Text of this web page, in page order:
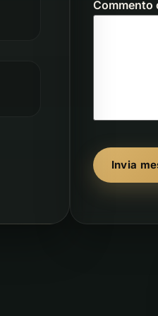
Commento
Invia